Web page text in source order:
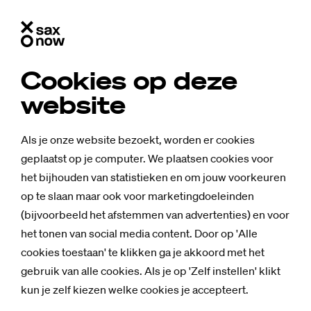
Cookies op deze
website
Als je onze website bezoekt, worden er cookies
geplaatst op je computer. We plaatsen cookies voor
het bijhouden van statistieken en om jouw voorkeuren
op te slaan maar ook voor marketingdoeleinden
(bijvoorbeeld het afstemmen van advertenties) en voor
het tonen van social media content. Door op 'Alle
cookies toestaan' te klikken ga je akkoord met het
gebruik van alle cookies. Als je op 'Zelf instellen' klikt
kun je zelf kiezen welke cookies je accepteert.
Nieuws
Op je eer­ste